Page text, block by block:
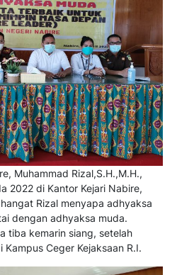
Muhammad Rizal,S.H.,M.H.,
2022 di Kantor Kejari Nabire,
Rizal menyapa adhyaksa
dengan adhyaksa muda.
tiba kemarin siang, setelah
Ceger Kejaksaan R.I.